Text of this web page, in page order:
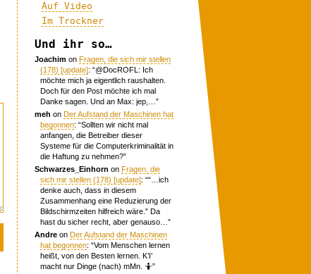
Auf Video
Im Trockner
Und ihr so…
Joachim onFragen, die sich mir stellen
(178) [update]: “@DocROFL: Ich
möchte mich ja eigentlich raushalten.
Doch für den Post möchte ich mal
Danke sagen. Und an Max: jep,… ”
meh onDer Aufstand der Maschinen hat
begonnen: “Sollten wir nicht mal
anfangen, die Betreiber dieser
Systeme für die Computerkriminalität in
die Haftung zu nehmen?”
Schwarzes_Einhorn onFragen, die
sich mir stellen (178) [update]: ““…ich
denke auch, dass in diesem
Zusammenhang eine Reduzierung der
Bildschirmzeiten hilfreich wäre.” Da
hast du sicher recht, aber genauso… ”
Andre onDer Aufstand der Maschinen
hat begonnen: “Vom Menschen lernen
heißt, von den Besten lernen. K’I’
macht nur Dinge (nach) mMn. 🤷”